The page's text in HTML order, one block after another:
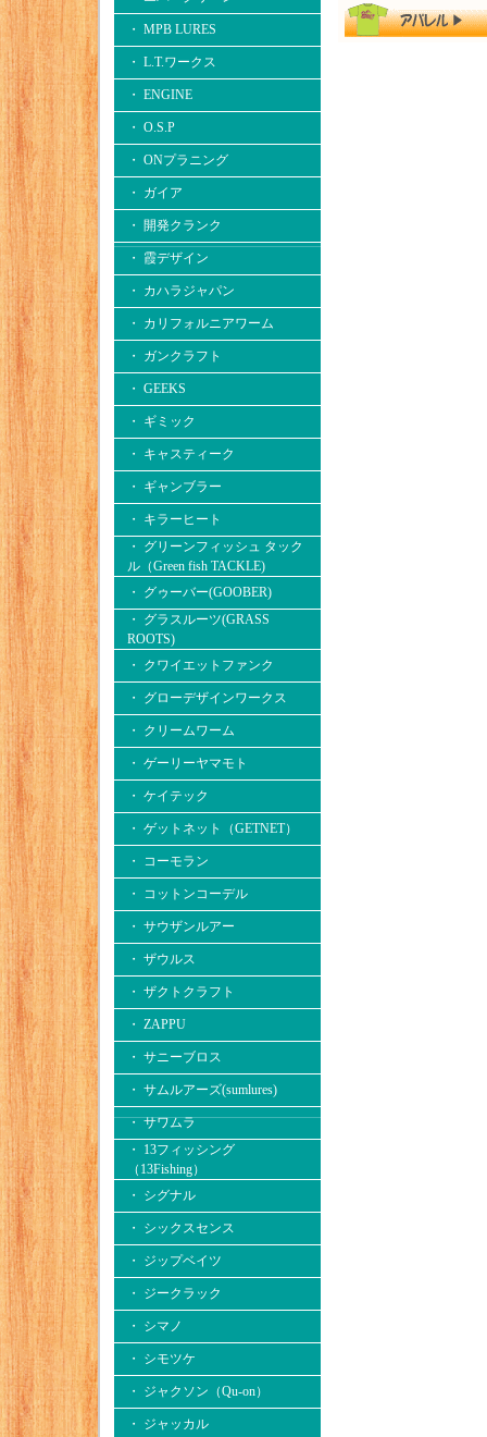
・ MPB LURES
・ L.T.ワークス
・ ENGINE
・ O.S.P
・ ONプラニング
・ ガイア
・ 開発クランク
・ 霞デザイン
・ カハラジャパン
・ カリフォルニアワーム
・ ガンクラフト
・ GEEKS
・ ギミック
・ キャスティーク
・ ギャンブラー
・ キラーヒート
・ グリーンフィッシュ タック
ル（Green fish TACKLE)
・ グゥーバー(GOOBER)
・ グラスルーツ(GRASS
ROOTS)
・ クワイエットファンク
・ グローデザインワークス
・ クリームワーム
・ ゲーリーヤマモト
・ ケイテック
・ ゲットネット（GETNET）
・ コーモラン
・ コットンコーデル
・ サウザンルアー
・ ザウルス
・ ザクトクラフト
・ ZAPPU
・ サニーブロス
・ サムルアーズ(sumlures)
・ サワムラ
・ 13フィッシング
（13Fishing）
・ シグナル
・ シックスセンス
・ ジップベイツ
・ ジークラック
・ シマノ
・ シモツケ
・ ジャクソン（Qu-on）
・ ジャッカル